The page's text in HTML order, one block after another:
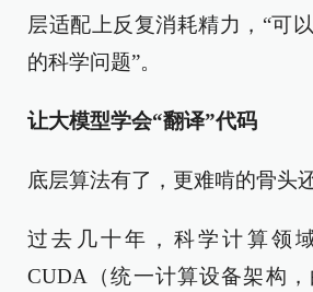
层适配上反复消耗精力，“可
的科学问题”。
让大模型学会“翻译”代码
底层算法有了，更难啃的骨头
过去几十年，科学计算领
CUDA（统一计算设备架构